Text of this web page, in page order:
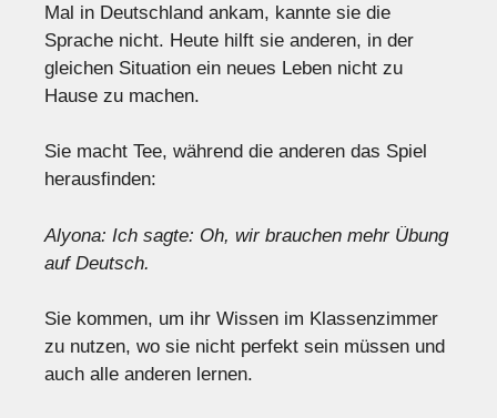
Mal in Deutschland ankam, kannte sie die
Sprache nicht. Heute hilft sie anderen, in der
gleichen Situation ein neues Leben nicht zu
Hause zu machen.
Sie macht Tee, während die anderen das Spiel
herausfinden:
Alyona: Ich sagte: Oh, wir brauchen mehr Übung
auf Deutsch.
Sie kommen, um ihr Wissen im Klassenzimmer
zu nutzen, wo sie nicht perfekt sein müssen und
auch alle anderen lernen.